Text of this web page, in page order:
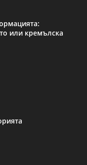
или кремълска